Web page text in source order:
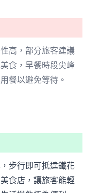
高，部分旅客建議
食，早餐時段尖峰
餐以避免等待。
步行即可抵達鐵花
食店，讓旅客能輕